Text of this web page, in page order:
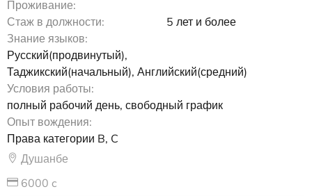
Проживание:
Стаж в должности:
5 лет и более
Знание языков:
Русский(продвинутый),
Таджикский(начальный), Английский(средний)
Условия работы:
полный рабочий день, свободный график
Опыт вождения:
Права категории B, C
Душанбе
6000 c